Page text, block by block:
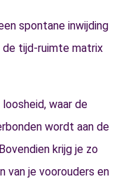
spontane inwijding
tijd-ruimte matrix
waar de
wordt aan de
krijg je zo
van je voorouders en